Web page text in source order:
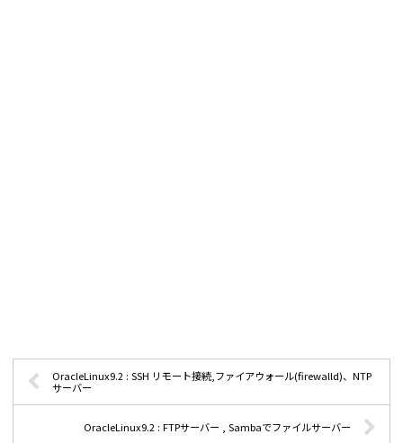
OracleLinux9.2 : SSH リモート接続,ファイアウォール(firewalld)、NTP
サーバー
OracleLinux9.2 : FTPサーバー , Sambaでファイルサーバー